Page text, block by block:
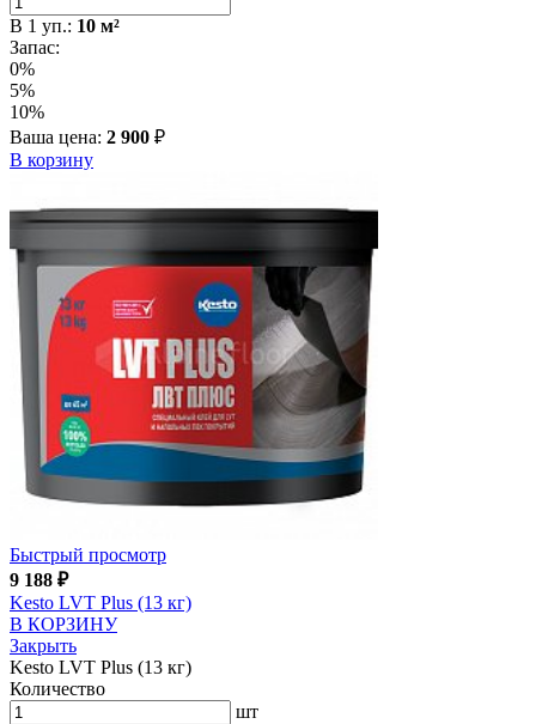
В 1 уп.: 10 м²
Запас:
0%
5%
10%
Ваша цена: 2 900 ₽
В корзину
Быстрый просмотр
9 188 ₽
Kesto LVT Plus (13 кг)
В КОРЗИНУ
Закрыть
Kesto LVT Plus (13 кг)
Количество
шт